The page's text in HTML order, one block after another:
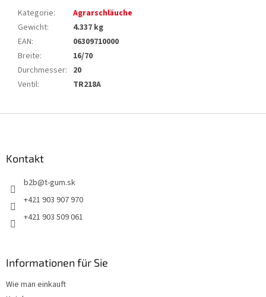
Kategorie:
Agrarschläuche
Gewicht:
4.337 kg
EAN:
06309710000
Breite:
16/70
Durchmesser: 20
Ventil: TR218A
Kontakt
b2b@t-gum.sk
+421 903 907 970
+421 903 509 061
Informationen für Sie
Wie man einkauft